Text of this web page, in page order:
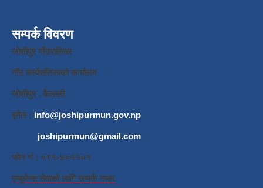
सम्पर्क विवरण
जाेशीपुर गाँउपालिका
गाँउ कार्यपालिकाकाे कार्यालय
जाेशीपुर , कैलाली
इमेल : info@joshipurmun.gov.np
joshipurmun@gmail.com
फाेन नं : ०९१-४०११०१
एम्बुलेन्स सेवाको लागि सम्पर्क नम्बर